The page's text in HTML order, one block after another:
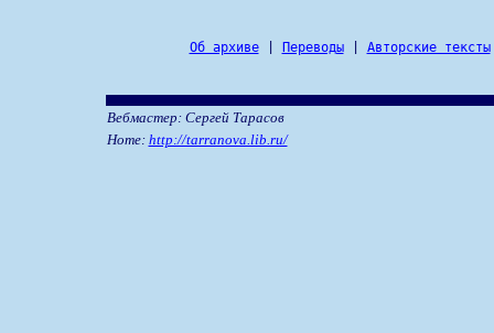
Об архиве| Переводы| Авторские тексты
Вебмастер: Сергей Тарасов
Home: http://tarranova.lib.ru/